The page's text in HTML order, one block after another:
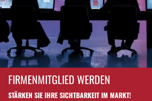
Bubendorf
Buchs (SG)
Burgdorf
Bäretswil
Bülach
Cazis
Cham
FIRMENMITGLIED WERDEN
STÄRKEN SIE IHRE SICHTBARKEIT IM MARKT!